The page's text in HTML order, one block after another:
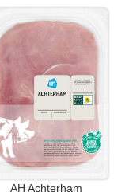
AH Achterham